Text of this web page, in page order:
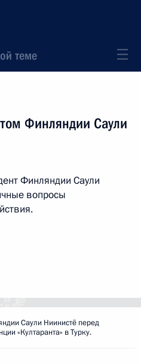
теме
Финляндии Саули
Финляндии Саули
вопросы
Саули Ниинистё перед
«Култаранта» в Турку.